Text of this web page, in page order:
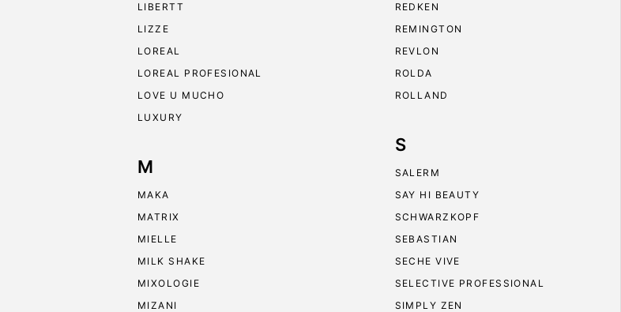
LIBERTT
LIZZE
LOREAL
LOREAL PROFESIONAL
LOVE U MUCHO
LUXURY
M
MAKA
MATRIX
MIELLE
MILK SHAKE
MIXOLOGIE
MIZANI
REDKEN
REMINGTON
REVLON
ROLDA
ROLLAND
S
SALERM
SAY HI BEAUTY
SCHWARZKOPF
SEBASTIAN
SECHE VIVE
SELECTIVE PROFESSIONAL
SIMPLY ZEN